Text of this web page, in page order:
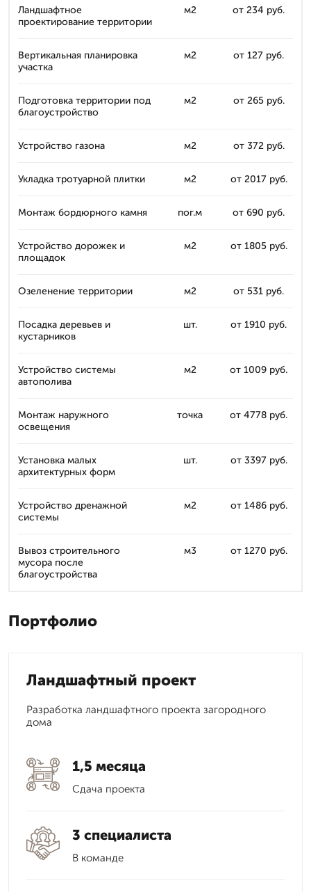
Ландшафтное
проектирование территории
м2 от 234 руб.
Вертикальная планировка
участка
м2 от 127 руб.
Подготовка территории под
благоустройство
м2 от 265 руб.
Устройство газона м2 от 372 руб.
Укладка тротуарной плитки м2 от 2017 руб.
Монтаж бордюрного камня пог.м от 690 руб.
Устройство дорожек и
площадок
м2 от 1805 руб.
Озеленение территории м2 от 531 руб.
Посадка деревьев и
кустарников
шт. от 1910 руб.
Устройство системы
автополива
м2 от 1009 руб.
Монтаж наружного
освещения
точка от 4778 руб.
Установка малых
архитектурных форм
шт. от 3397 руб.
Устройство дренажной
системы
м2 от 1486 руб.
Вывоз строительного
мусора после
благоустройства
м3 от 1270 руб.
Портфолио
Ландшафтный проект
Разработка ландшафтного проекта загородного
дома
1,5 месяца
Сдача проекта
3 специалиста
В команде